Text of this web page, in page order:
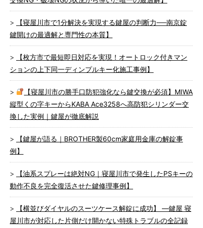
【寝屋川市で1分解決を実現する鍵屋の判断力──南京錠
鍵開けの最適解と専門性の本質】
【枚方市で最短即日対応を実現！オートロック付きマン
ションの上下同一ディンプルキー化施工事例】
【寝屋川市の勝手口防犯強化なら鍵交換が必須】MIWA
縦型くの字キーからKABA Ace3258へ高防犯シリンダー交
換した実例｜鍵屋が徹底解説
【鍵屋が語る｜BROTHER製60cm家庭用金庫の解錠事
例】
【油系スプレーは絶対NG｜寝屋川市で発生したPSキーの
動作不良を完全復活させた鍵修理事例】
【横並びダイヤルのスーツケース解錠に成功】 ―鍵屋 寝
屋川市が対応した片側だけ開かない特殊トラブルの全記録